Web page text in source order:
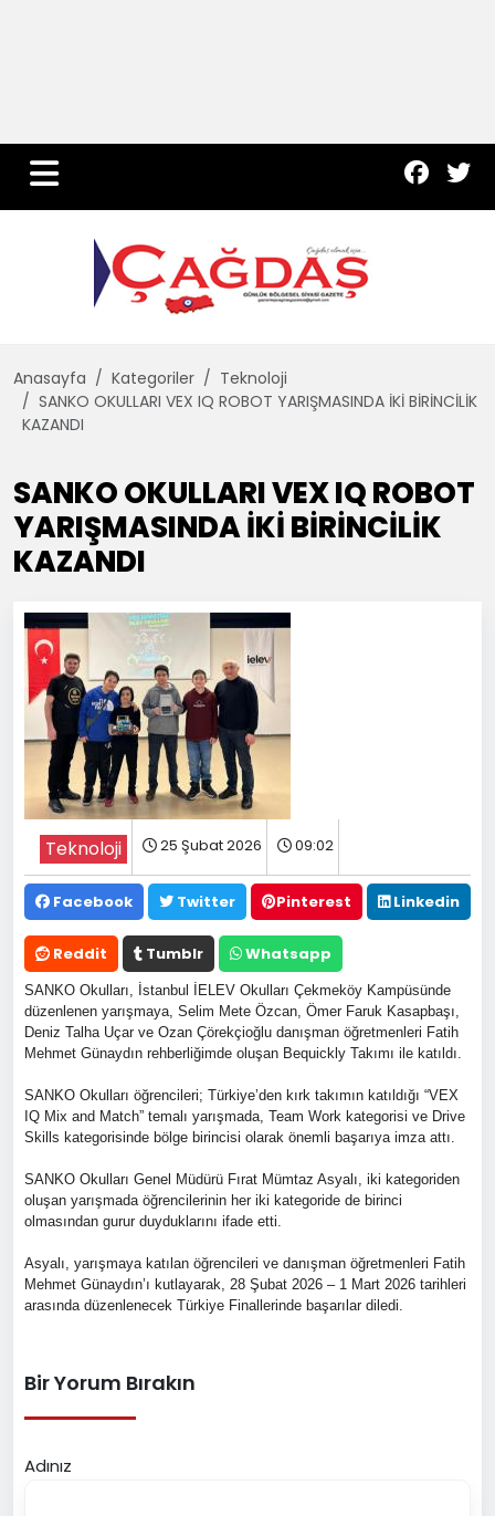
Teknoloji
Anasayfa Kategoriler
Teknoloji
SANKO OKULLARI VEX IQ ROBOT YARIŞMASINDA İKİ BİRİNCİLİK
KAZANDI
SANKO OKULLARI VEX IQ ROBOT
YARIŞMASINDA İKİ BİRİNCİLİK
KAZANDI
Teknoloji 25 Şubat 2026 09:02
Facebook Twitter Pinterest Linkedin
Reddit Tumblr Whatsapp
SANKO Okulları, İstanbul İELEV Okulları Çekmeköy Kampüsünde
düzenlenen yarışmaya, Selim Mete Özcan, Ömer Faruk Kasapbaşı,
Deniz Talha Uçar ve Ozan Çörekçioğlu danışman öğretmenleri Fatih
Mehmet Günaydın rehberliğimde oluşan Bequickly Takımı ile katıldı.
SANKO Okulları öğrencileri; Türkiye’den kırk takımın katıldığı “VEX
IQ Mix and Match” temalı yarışmada, Team Work kategorisi ve Drive
Skills kategorisinde bölge birincisi olarak önemli başarıya imza attı.
SANKO Okulları Genel Müdürü Fırat Mümtaz Asyalı, iki kategoriden
oluşan yarışmada öğrencilerinin her iki kategoride de birinci
olmasından gurur duyduklarını ifade etti.
Asyalı, yarışmaya katılan öğrencileri ve danışman öğretmenleri Fatih
Mehmet Günaydın’ı kutlayarak, 28 Şubat 2026 – 1 Mart 2026 tarihleri
arasında düzenlenecek Türkiye Finallerinde başarılar diledi.
Bir Yorum Bırakın
Adınız